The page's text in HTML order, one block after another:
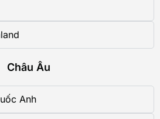
Châu Âu
Anh